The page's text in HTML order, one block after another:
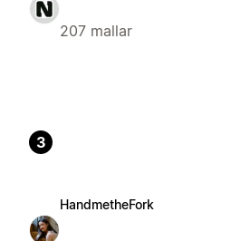
207 mallar
3
HandmetheFork